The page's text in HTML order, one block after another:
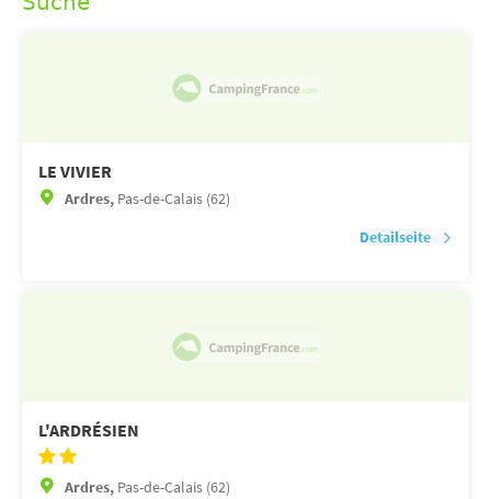
LE VIVIER
Ardres, Pas-de-Calais (62)
Detailseite
L'ARDRÉSIEN
Ardres, Pas-de-Calais (62)